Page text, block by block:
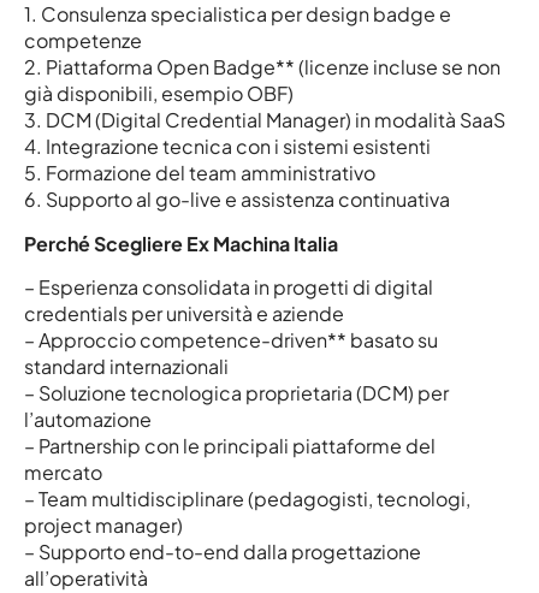
1. Consulenza specialistica per design badge e
competenze
2. Piattaforma Open Badge** (licenze incluse se non
già disponibili, esempio OBF)
3. DCM (Digital Credential Manager) in modalità SaaS
4. Integrazione tecnica con i sistemi esistenti
5. Formazione del team amministrativo
6. Supporto al go-live e assistenza continuativa
Perché Scegliere Ex Machina Italia
– Esperienza consolidata in progetti di digital
credentials per università e aziende
– Approccio competence-driven** basato su
standard internazionali
– Soluzione tecnologica proprietaria (DCM) per
l’automazione
– Partnership con le principali piattaforme del
mercato
– Team multidisciplinare (pedagogisti, tecnologi,
project manager)
– Supporto end-to-end dalla progettazione
all’operatività